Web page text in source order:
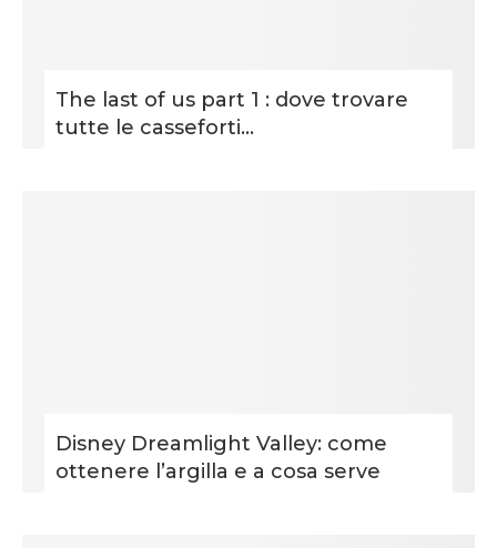
The last of us part 1 : dove trovare
tutte le casseforti...
Disney Dreamlight Valley: come
ottenere l’argilla e a cosa serve